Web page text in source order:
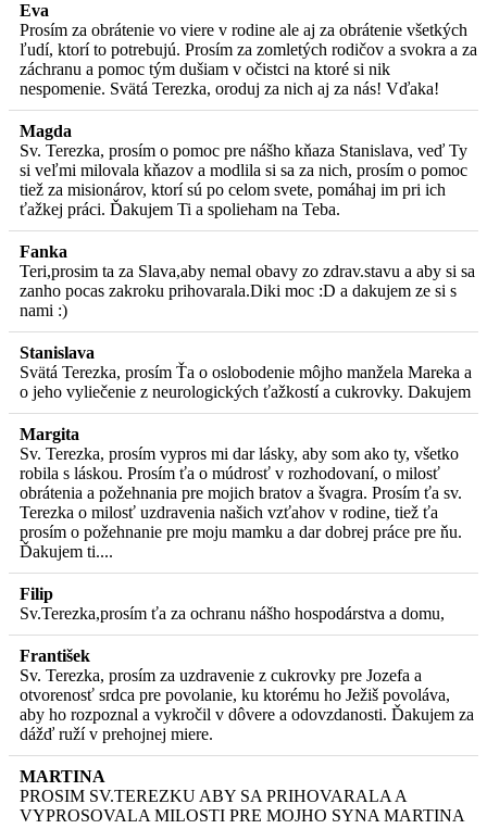
Eva
Prosím za obrátenie vo viere v rodine ale aj za obrátenie všetkých
ľudí, ktorí to potrebujú. Prosím za zomletých rodičov a svokra a za
záchranu a pomoc tým dušiam v očistci na ktoré si nik
nespomenie. Svätá Terezka, oroduj za nich aj za nás! Vďaka!
Magda
Sv. Terezka, prosím o pomoc pre nášho kňaza Stanislava, veď Ty
si veľmi milovala kňazov a modlila si sa za nich, prosím o pomoc
tiež za misionárov, ktorí sú po celom svete, pomáhaj im pri ich
ťažkej práci. Ďakujem Ti a spolieham na Teba.
Fanka
Teri,prosim ta za Slava,aby nemal obavy zo zdrav.stavu a aby si sa
zanho pocas zakroku prihovarala.Diki moc :D a dakujem ze si s
nami :)
Stanislava
Svätá Terezka, prosím Ťa o oslobodenie môjho manžela Mareka a
o jeho vyliečenie z neurologických ťažkostí a cukrovky. Dakujem
Margita
Sv. Terezka, prosím vypros mi dar lásky, aby som ako ty, všetko
robila s láskou. Prosím ťa o múdrosť v rozhodovaní, o milosť
obrátenia a požehnania pre mojich bratov a švagra. Prosím ťa sv.
Terezka o milosť uzdravenia našich vzťahov v rodine, tiež ťa
prosím o požehnanie pre moju mamku a dar dobrej práce pre ňu.
Ďakujem ti....
Filip
Sv.Terezka,prosím ťa za ochranu nášho hospodárstva a domu,
František
Sv. Terezka, prosím za uzdravenie z cukrovky pre Jozefa a
otvorenosť srdca pre povolanie, ku ktorému ho Ježiš povoláva,
aby ho rozpoznal a vykročil v dôvere a odovzdanosti. Ďakujem za
dážď ruží v prehojnej miere.
MARTINA
PROSIM SV.TEREZKU ABY SA PRIHOVARALA A
VYPROSOVALA MILOSTI PRE MOJHO SYNA MARTINA